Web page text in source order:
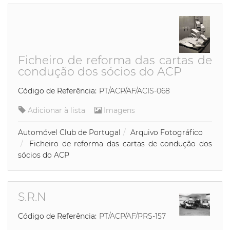
Ficheiro de reforma das cartas de
condução dos sócios do ACP
Código de Referência: PT/ACP/AF/ACIS-068
Adicionar à lista Imagens
Automóvel Club de Portugal
Arquivo Fotográfico
Ficheiro de reforma das cartas de condução dos
sócios do ACP
S.R.N
Código de Referência: PT/ACP/AF/PRS-157